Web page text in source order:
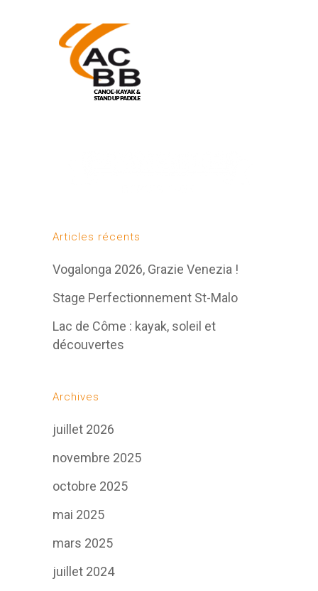
Articles récents
Vogalonga 2026, Grazie Venezia !
Stage Perfectionnement St-Malo
Lac de Côme : kayak, soleil et
découvertes
Archives
juillet 2026
novembre 2025
octobre 2025
mai 2025
mars 2025
juillet 2024